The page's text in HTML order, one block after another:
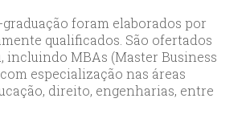
graduação foram elaborados por
qualificados. São ofertados
incluindo MBAs (Master Business
especialização nas áreas
direito, engenharias, entre